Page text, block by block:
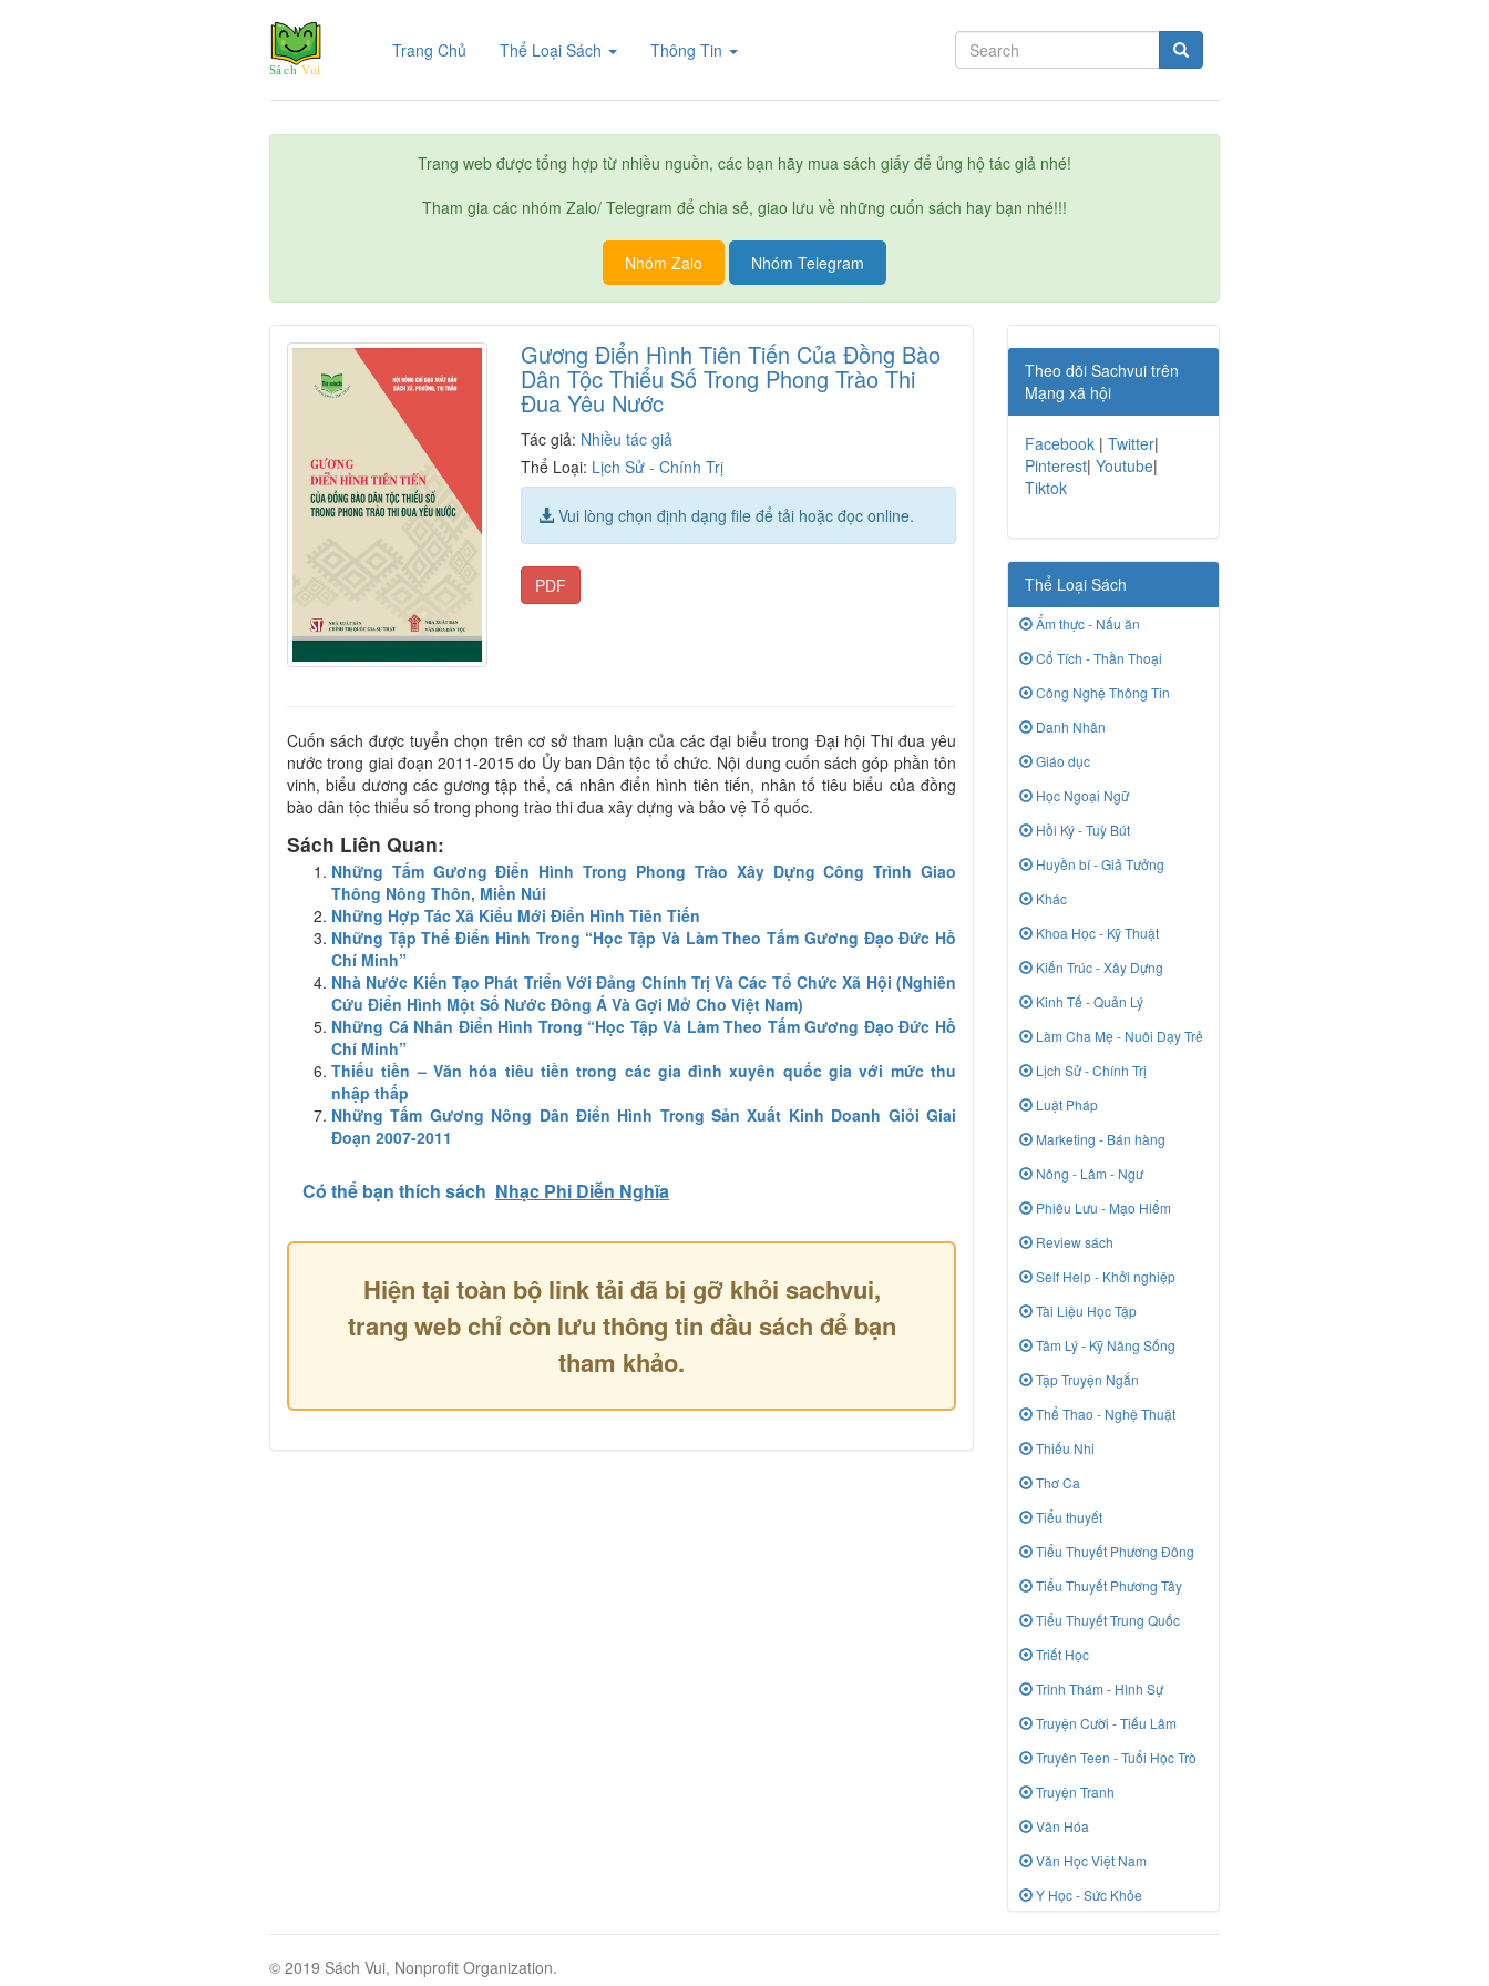
Trang Chủ (current)Thể Loại Sách Thông Tin
Trang web được tổng hợp từ nhiều nguồn, các bạn hãy mua sách giấy để ủng hộ tác giả nhé!
Tham gia các nhóm Zalo/ Telegram để chia sẻ, giao lưu về những cuốn sách hay bạn nhé!!!
Nhóm Zalo Nhóm Telegram
Gương Điển Hình Tiên Tiến Của Đồng Bào
Dân Tộc Thiểu Số Trong Phong Trào Thi
Đua Yêu Nước
Tác giả: Nhiều tác giả
Thể Loại: Lịch Sử - Chính Trị
Vui lòng chọn định dạng file để tải hoặc đọc online.
PDF
Cuốn sách được tuyển chọn trên cơ sở tham luận của các đại biểu trong Đại hội Thi đua yêu
nước trong giai đoạn 2011-2015 do Ủy ban Dân tộc tổ chức. Nội dung cuốn sách góp phần tôn
vinh, biểu dương các gương tập thể, cá nhân điển hình tiên tiến, nhân tố tiêu biểu của đồng
bào dân tộc thiểu số trong phong trào thi đua xây dựng và bảo vệ Tổ quốc.
Sách Liên Quan:
Những Tấm Gương Điển Hình Trong Phong Trào Xây Dựng Công Trình Giao
Thông Nông Thôn, Miền Núi
Những Hợp Tác Xã Kiểu Mới Điển Hình Tiên Tiến
Những Tập Thể Điển Hình Trong “Học Tập Và Làm Theo Tấm Gương Đạo Đức Hồ
Chí Minh”
Nhà Nước Kiến Tạo Phát Triển Với Đảng Chính Trị Và Các Tổ Chức Xã Hội (Nghiên
Cứu Điển Hình Một Số Nước Đông Á Và Gợi Mở Cho Việt Nam)
Những Cá Nhân Điển Hình Trong “Học Tập Và Làm Theo Tấm Gương Đạo Đức Hồ
Chí Minh”
Thiếu tiền – Văn hóa tiêu tiền trong các gia đình xuyên quốc gia với mức thu
nhập thấp
Những Tấm Gương Nông Dân Điển Hình Trong Sản Xuất Kinh Doanh Giỏi Giai
Đoạn 2007-2011
Có thể bạn thích sách Nhạc Phi Diễn Nghĩa
Hiện tại toàn bộ link tải đã bị gỡ khỏi sachvui,
trang web chỉ còn lưu thông tin đầu sách để bạn
tham khảo.
Theo dõi Sachvui trên
Mạng xã hội
Facebook | Twitter|
Pinterest| Youtube|
Tiktok
Thể Loại Sách
Ẩm thực - Nấu ăn
Cổ Tích - Thần Thoại
Công Nghệ Thông Tin
Danh Nhân
Giáo dục
Học Ngoại Ngữ
Hồi Ký - Tuỳ Bút
Huyền bí - Giả Tưởng
Khác
Khoa Học - Kỹ Thuật
Kiến Trúc - Xây Dựng
Kinh Tế - Quản Lý
Làm Cha Mẹ - Nuôi Dạy Trẻ
Lịch Sử - Chính Trị
Luật Pháp
Marketing - Bán hàng
Nông - Lâm - Ngư
Phiêu Lưu - Mạo Hiểm
Review sách
Self Help - Khởi nghiệp
Tài Liệu Học Tập
Tâm Lý - Kỹ Năng Sống
Tập Truyện Ngắn
Thể Thao - Nghệ Thuật
Thiếu Nhi
Thơ Ca
Tiểu thuyết
Tiểu Thuyết Phương Đông
Tiểu Thuyết Phương Tây
Tiểu Thuyết Trung Quốc
Triết Học
Trinh Thám - Hình Sự
Truyện Cười - Tiếu Lâm
Truyên Teen - Tuổi Học Trò
Truyện Tranh
Văn Hóa
Văn Học Việt Nam
Y Học - Sức Khỏe
© 2019 Sách Vui, Nonprofit Organization.